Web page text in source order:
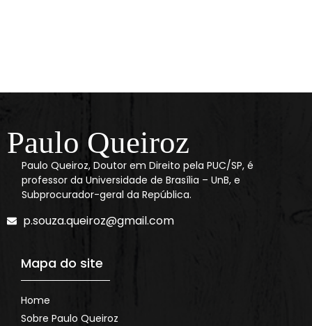
Paulo Queiroz
Paulo Queiroz, Doutor em Direito pela PUC/SP, é
professor da Universidade de Brasília – UnB, e
Subprocurador-geral da República.
p.souza.queiroz@gmail.com
Mapa do site
Home
Sobre Paulo Queiroz